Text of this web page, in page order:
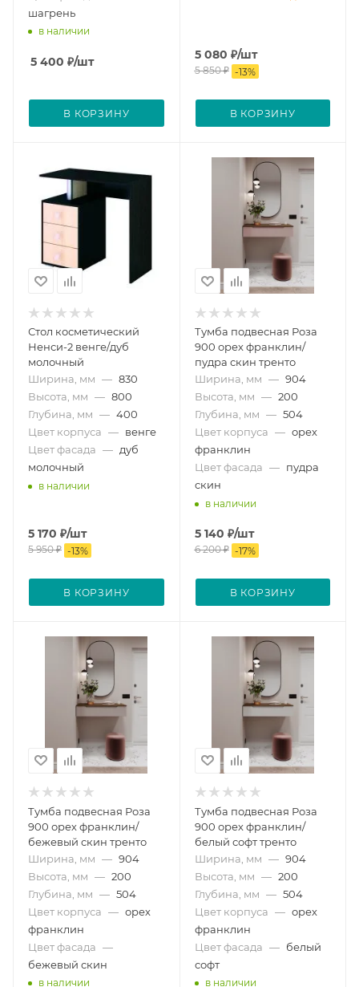
шагрень
в наличии
5 400 ₽/шт
В КОРЗИНУ
5 080 ₽/шт
5 850₽ -13%
В КОРЗИНУ
Стол косметический
Ненси-2 венге/дуб
молочный
Ширина, мм — 830
Высота, мм — 800
Глубина, мм — 400
Цвет корпуса — венге
Цвет фасада — дуб
молочный
в наличии
5 170 ₽/шт
5 950₽ -13%
В КОРЗИНУ
Тумба подвесная Роза
900 орех франклин/
пудра скин тренто
Ширина, мм — 904
Высота, мм — 200
Глубина, мм — 504
Цвет корпуса — орех
франклин
Цвет фасада — пудра
скин
в наличии
5 140 ₽/шт
6 200₽ -17%
В КОРЗИНУ
Тумба подвесная Роза
900 орех франклин/
бежевый скин тренто
Ширина, мм — 904
Высота, мм — 200
Глубина, мм — 504
Цвет корпуса — орех
франклин
Цвет фасада —
бежевый скин
в наличии
Тумба подвесная Роза
900 орех франклин/
белый софт тренто
Ширина, мм — 904
Высота, мм — 200
Глубина, мм — 504
Цвет корпуса — орех
франклин
Цвет фасада — белый
софт
в наличии